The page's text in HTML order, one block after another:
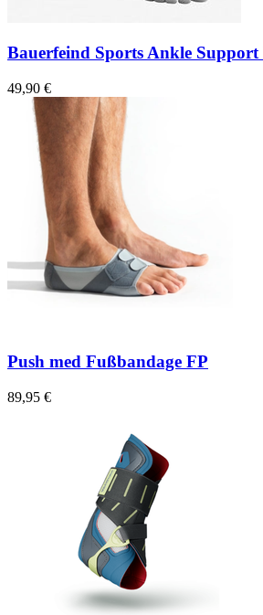
Bauerfeind Sports Ankle
49,90 €
Push med Fußbandage FP
89,95 €